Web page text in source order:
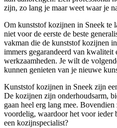
zijn, zo lang je maar weet waar je
Om kunststof kozijnen in Sneek te
niet voor de eerste de beste
vakman die de kunststof kozijnen
immers gegarandeerd van kwaliteit
werkzaamheden. Je wilt de
kunnen genieten van je nieuwe
Kunststof kozijnen in Sneek zijn
De kozijnen zijn onderhoudsarm,
gaan heel erg lang mee.
voordelig, waardoor het voor ieder
een kozijnspecialist?